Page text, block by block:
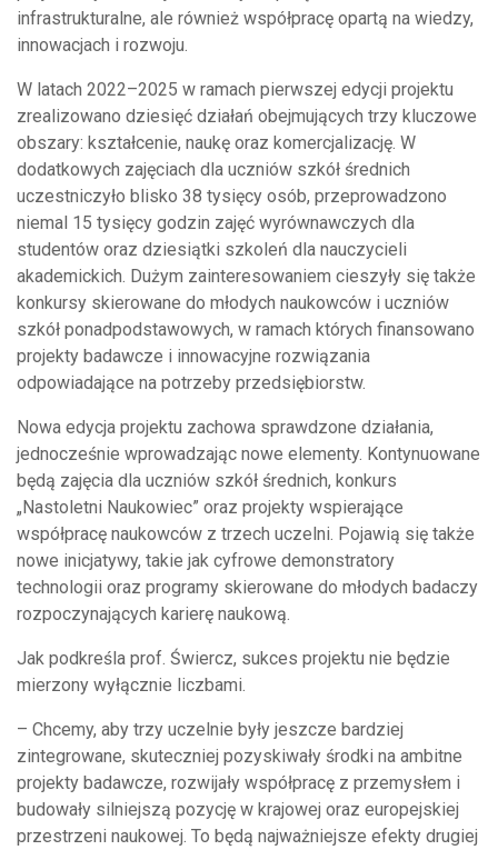
infrastrukturalne, ale również współpracę opartą na wiedzy,
innowacjach i rozwoju.
W latach 2022–2025 w ramach pierwszej edycji projektu
zrealizowano dziesięć działań obejmujących trzy kluczowe
obszary: kształcenie, naukę oraz komercjalizację. W
dodatkowych zajęciach dla uczniów szkół średnich
uczestniczyło blisko 38 tysięcy osób, przeprowadzono
niemal 15 tysięcy godzin zajęć wyrównawczych dla
studentów oraz dziesiątki szkoleń dla nauczycieli
akademickich. Dużym zainteresowaniem cieszyły się także
konkursy skierowane do młodych naukowców i uczniów
szkół ponadpodstawowych, w ramach których finansowano
projekty badawcze i innowacyjne rozwiązania
odpowiadające na potrzeby przedsiębiorstw.
Nowa edycja projektu zachowa sprawdzone działania,
jednocześnie wprowadzając nowe elementy. Kontynuowane
będą zajęcia dla uczniów szkół średnich, konkurs
„Nastoletni Naukowiec” oraz projekty wspierające
współpracę naukowców z trzech uczelni. Pojawią się także
nowe inicjatywy, takie jak cyfrowe demonstratory
technologii oraz programy skierowane do młodych badaczy
rozpoczynających karierę naukową.
Jak podkreśla prof. Świercz, sukces projektu nie będzie
mierzony wyłącznie liczbami.
– Chcemy, aby trzy uczelnie były jeszcze bardziej
zintegrowane, skuteczniej pozyskiwały środki na ambitne
projekty badawcze, rozwijały współpracę z przemysłem i
budowały silniejszą pozycję w krajowej oraz europejskiej
przestrzeni naukowej. To będą najważniejsze efekty drugiej